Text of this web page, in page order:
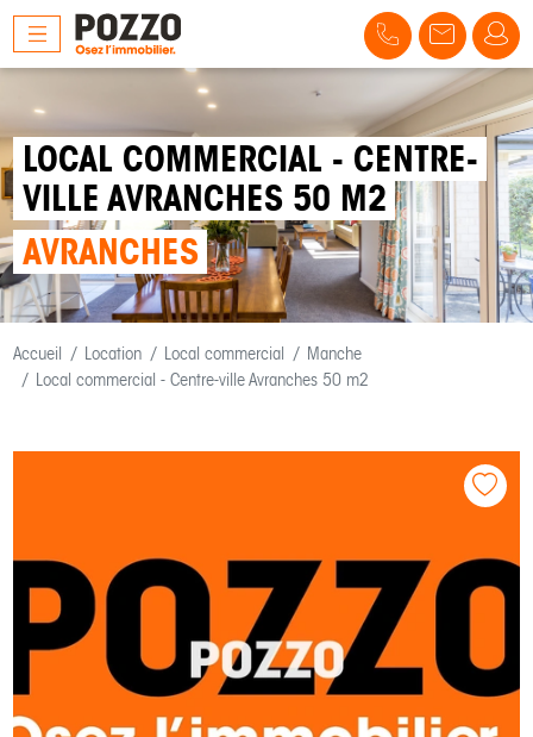
LOCAL COMMERCIAL - CENTRE-
VILLE AVRANCHES 50 M2
AVRANCHES
Accueil Location Local commercial
Manche
Local commercial - Centre-ville Avranches 50 m2